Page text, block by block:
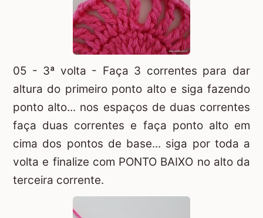
05 - 3ª volta - Faça 3 correntes para dar
altura do primeiro ponto alto e siga fazendo
ponto alto... nos espaços de duas correntes
faça duas correntes e faça ponto alto em
cima dos pontos de base... siga por toda a
volta e finalize com PONTO BAIXO no alto da
terceira corrente.